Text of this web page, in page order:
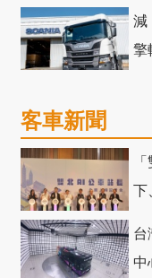
減
擎
客車新聞
下
台
中